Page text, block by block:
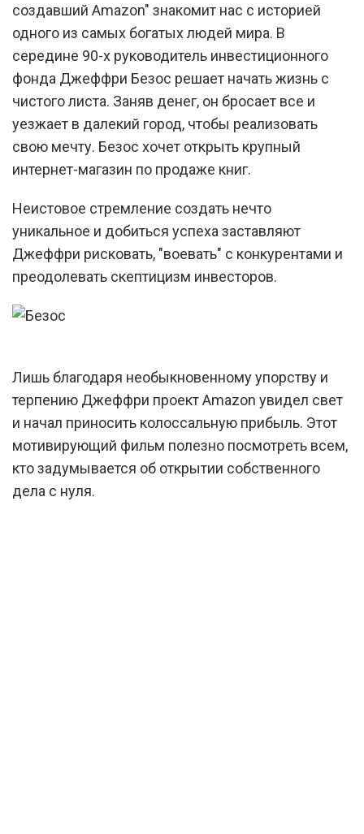
создавший Amazon" знакомит нас с историей
одного из самых богатых людей мира. В
середине 90-х руководитель инвестиционного
фонда Джеффри Безос решает начать жизнь с
чистого листа. Заняв денег, он бросает все и
уезжает в далекий город, чтобы реализовать
свою мечту. Безос хочет открыть крупный
интернет-магазин по продаже книг.
Неистовое стремление создать нечто
уникальное и добиться успеха заставляют
Джеффри рисковать, "воевать" с конкурентами и
преодолевать скептицизм инвесторов.
Лишь благодаря необыкновенному упорству и
терпению Джеффри проект Amazon увидел свет
и начал приносить колоссальную прибыль. Этот
мотивирующий фильм полезно посмотреть всем,
кто задумывается об открытии собственного
дела с нуля.